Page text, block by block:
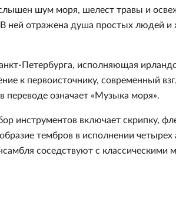
слышен шум моря, шелест травы и
ней отражена душа простых людей и
Петербурга, исполняющая
к первоисточнику, современный
означает «Музыка моря».
инструментов включает скрипку,
тембров в исполнении
соседствуют с классическими